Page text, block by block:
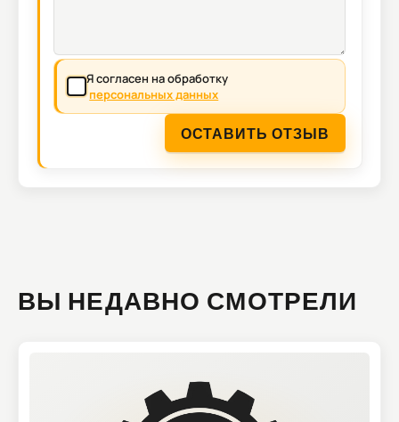
Я согласен на обработку
персональных данных
ОСТАВИТЬ ОТЗЫВ
ВЫ НЕДАВНО СМОТРЕЛИ